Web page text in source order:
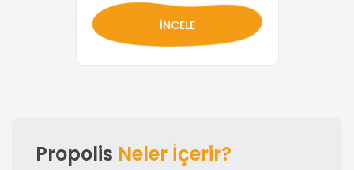
İNCELE
Propolis Neler İçerir?